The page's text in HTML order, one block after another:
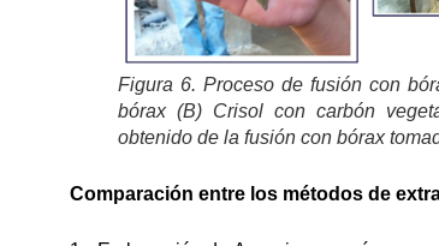
Figura 6. Proceso de fusión con
bórax (B) Crisol con carbón
obtenido de la fusión con bórax
Comparación entre los métodos de